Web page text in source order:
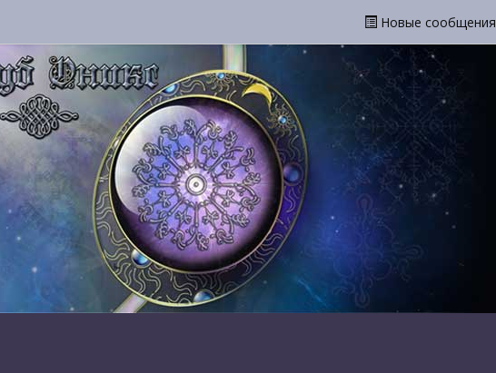
Новые сообщения